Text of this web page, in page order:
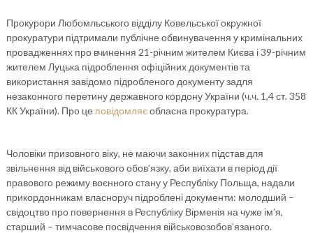
Прокурори Любомльського відділу Ковельської окружної
прокуратури підтримали публічне обвинувачення у кримінальних
провадженнях про вчинення 21-річним жителем Києва і 39-річним
жителем Луцька підроблення офіційних документів та
використання завідомо підробленого документу задля
незаконного перетину державного кордону України (ч.ч. 1,4 ст. 358
КК України). Про це повідомляєобласна прокуратура.
Чоловіки призовного віку, не маючи законних підстав для
звільнення від військового обов’язку, аби виїхати в період дії
правового режиму воєнного стану у Республіку Польща, надали
прикордонникам власноруч підроблені документи: молодший –
свідоцтво про повернення в Республіку Вірменія на чуже ім’я,
старший – тимчасове посвідчення військовозобов’язаного.